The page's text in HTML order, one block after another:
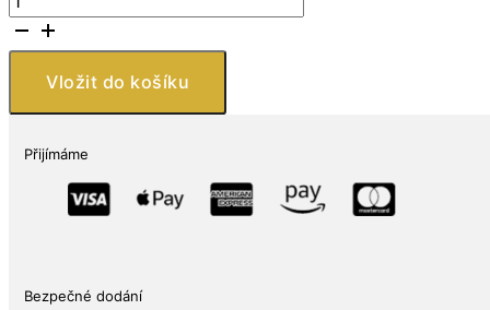
Zealand
Mint
$
Celestial
oz
Vložit do košíku
Přijímáme
Bezpečné dodání